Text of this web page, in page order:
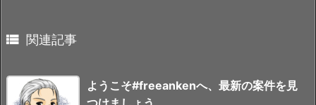
 関連記事
ようこそ#freeankenへ、最新の案件を見